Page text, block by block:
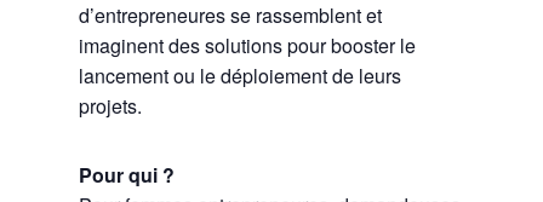
d’entrepreneures se rassemblent et
imaginent des solutions pour booster le
lancement ou le déploiement de leurs
projets.
Pour qui ?